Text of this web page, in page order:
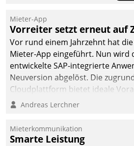
Die monatlichen
Mitteilungen zum
Heizungs- und
Wasserverbrauch gehen
automatisiert, vollständig
und auf Wunsch über
mehrere zuvor
Kommunikationswege bei
Mieter-App
Vorreiter setzt erneut auf
Vor rund einem Jahrzehnt hat die
Mieter-App eingeführt. Nun wird
entwickelte SAP-integrierte
Neuversion abgelöst. Die
Cloudplattform bietet ideale
die Funktionalität der App zu
integrieren.
Andreas Lerchner
Mieterkommunikation
Smarte Leistung